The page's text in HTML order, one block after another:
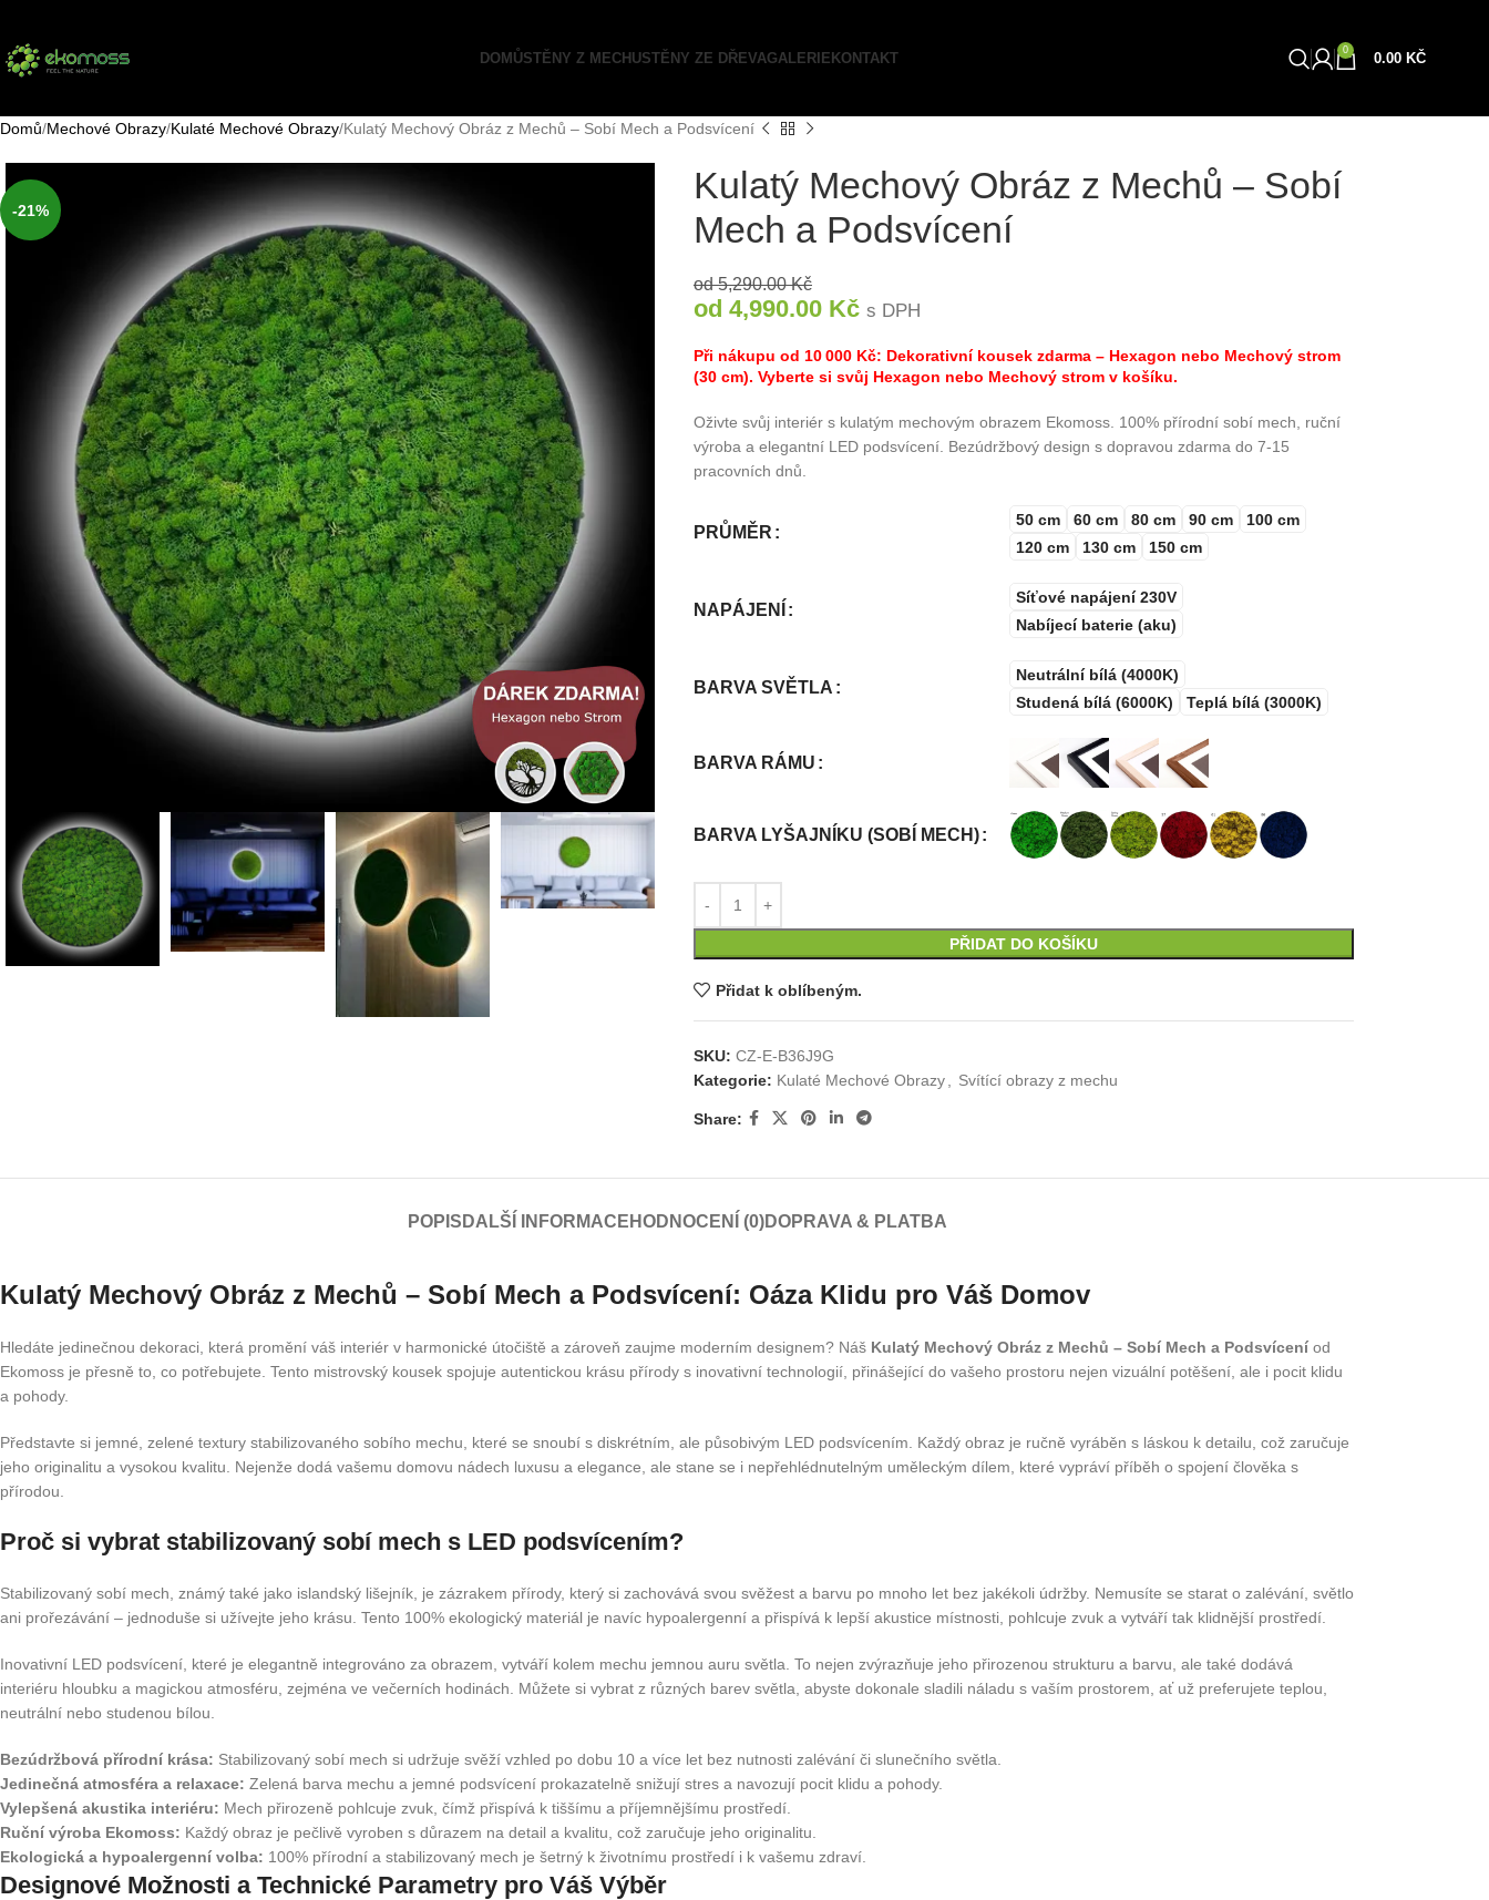
DOMŮSTĚNY Z MECHUSTĚNY ZE DŘEVAGALERIE KONTAKT
0
0.00 KČ
Domů Mechové Obrazy Kulaté Mechové Obrazy Kulatý Mechový Obráz z Mechů – Sobí Mech a Podsvícení
-21%
Kulatý Mechový Obráz z Mechů – Sobí
Mech a Podsvícení
od5,290.00Kč
od 4,990.00 Kč s DPH
Při nákupu od 10 000 Kč: Dekorativní kousek zdarma – Hexagon nebo Mechový strom
(30 cm). Vyberte si svůj Hexagon nebo Mechový strom v košíku.
Oživte svůj interiér s kulatým mechovým obrazem Ekomoss. 100% přírodní sobí mech, ruční
výroba a elegantní LED podsvícení. Bezúdržbový design s dopravou zdarma do 7-15
pracovních dnů.
PRŮMĚR
50 cm 60 cm 80 cm 90 cm
100 cm
120 cm
130 cm 150 cm
NAPÁJENÍ
Síťové napájení 230V
Nabíjecí baterie (aku)
BARVA SVĚTLA
Neutrální bílá (4000K)
Studená bílá (6000K)
Teplá bílá (3000K)
BARVA RÁMU
BARVA LYŠAJNÍKU (SOBÍ MECH)
PŘIDAT DO KOŠÍKU
Přidat k oblíbeným.
SKU: CZ-E-B36J9G
Kategorie: Kulaté Mechové Obrazy Svítící obrazy z mechu
Share:
POPIS DALŠÍ INFORMACE HODNOCENÍ (0)DOPRAVA & PLATBA
Kulatý Mechový Obráz z Mechů – Sobí Mech a Podsvícení: Oáza Klidu pro Váš Domov
Hledáte jedinečnou dekoraci, která promění váš interiér v harmonické útočiště a zároveň zaujme moderním designem? Náš Kulatý Mechový Obráz z Mechů – Sobí Mech a Podsvícení od
Ekomoss je přesně to, co potřebujete. Tento mistrovský kousek spojuje autentickou krásu přírody s inovativní technologií, přinášející do vašeho prostoru nejen vizuální potěšení, ale i pocit klidu
a pohody.
Představte si jemné, zelené textury stabilizovaného sobího mechu, které se snoubí s diskrétním, ale působivým LED podsvícením. Každý obraz je ručně vyráběn s láskou k detailu, což zaručuje
jeho originalitu a vysokou kvalitu. Nejenže dodá vašemu domovu nádech luxusu a elegance, ale stane se i nepřehlédnutelným uměleckým dílem, které vypráví příběh o spojení člověka s
přírodou.
Proč si vybrat stabilizovaný sobí mech s LED podsvícením?
Stabilizovaný sobí mech, známý také jako islandský lišejník, je zázrakem přírody, který si zachovává svou svěžest a barvu po mnoho let bez jakékoli údržby. Nemusíte se starat o zalévání, světlo
ani prořezávání – jednoduše si užívejte jeho krásu. Tento 100% ekologický materiál je navíc hypoalergenní a přispívá k lepší akustice místnosti, pohlcuje zvuk a vytváří tak klidnější prostředí.
Inovativní LED podsvícení, které je elegantně integrováno za obrazem, vytváří kolem mechu jemnou auru světla. To nejen zvýrazňuje jeho přirozenou strukturu a barvu, ale také dodává
interiéru hloubku a magickou atmosféru, zejména ve večerních hodinách. Můžete si vybrat z různých barev světla, abyste dokonale sladili náladu s vaším prostorem, ať už preferujete teplou,
neutrální nebo studenou bílou.
Bezúdržbová přírodní krása: Stabilizovaný sobí mech si udržuje svěží vzhled po dobu 10 a více let bez nutnosti zalévání či slunečního světla.
Jedinečná atmosféra a relaxace: Zelená barva mechu a jemné podsvícení prokazatelně snižují stres a navozují pocit klidu a pohody.
Vylepšená akustika interiéru: Mech přirozeně pohlcuje zvuk, čímž přispívá k tiššímu a příjemnějšímu prostředí.
Ruční výroba Ekomoss: Každý obraz je pečlivě vyroben s důrazem na detail a kvalitu, což zaručuje jeho originalitu.
Ekologická a hypoalergenní volba: 100% přírodní a stabilizovaný mech je šetrný k životnímu prostředí i k vašemu zdraví.
Designové Možnosti a Technické Parametry pro Váš Výběr